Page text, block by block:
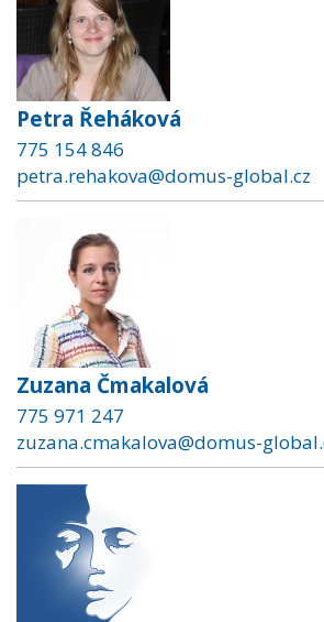
Petra Řeháková
775 154 846
petra.rehakova@domus-global.cz
Zuzana Čmakalová
775 971 247
zuzana.cmakalova@domus-